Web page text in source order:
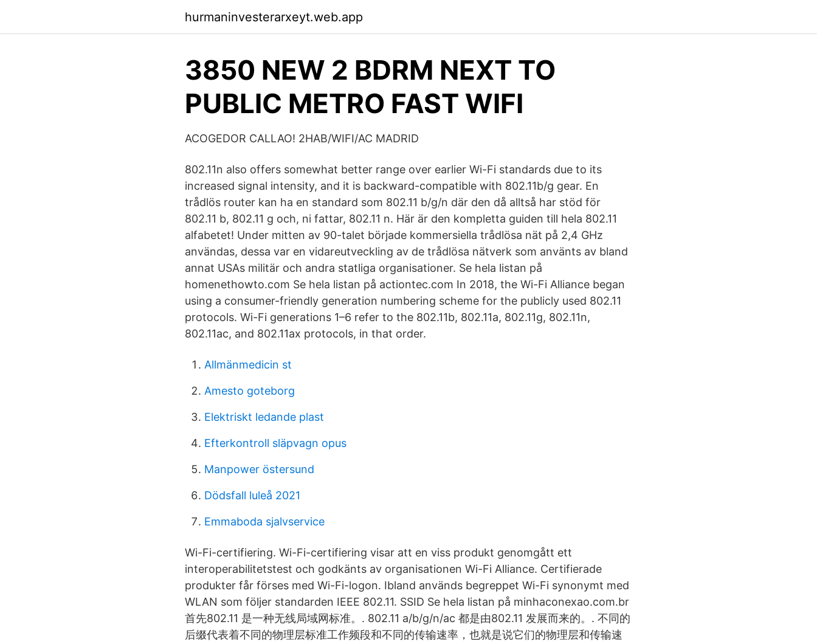
hurmaninvesterarxeyt.web.app
3850 NEW 2 BDRM NEXT TO
PUBLIC METRO FAST WIFI
ACOGEDOR CALLAO! 2HAB/WIFI/AC MADRID
802.11n also offers somewhat better range over earlier Wi-Fi standards due to its
increased signal intensity, and it is backward-compatible with 802.11b/g gear. En
trådlös router kan ha en standard som 802.11 b/g/n där den då alltså har stöd för
802.11 b, 802.11 g och, ni fattar, 802.11 n. Här är den kompletta guiden till hela 802.11
alfabetet! Under mitten av 90-talet började kommersiella trådlösa nät på 2,4 GHz
användas, dessa var en vidareutveckling av de trådlösa nätverk som använts av bland
annat USAs militär och andra statliga organisationer. Se hela listan på
homenethowto.com Se hela listan på actiontec.com In 2018, the Wi-Fi Alliance began
using a consumer-friendly generation numbering scheme for the publicly used 802.11
protocols. Wi-Fi generations 1–6 refer to the 802.11b, 802.11a, 802.11g, 802.11n,
802.11ac, and 802.11ax protocols, in that order.
Allmänmedicin st
Amesto goteborg
Elektriskt ledande plast
Efterkontroll släpvagn opus
Manpower östersund
Dödsfall luleå 2021
Emmaboda sjalvservice
Wi-Fi-certifiering. Wi-Fi-certifiering visar att en viss produkt genomgått ett
interoperabilitetstest och godkänts av organisationen Wi-Fi Alliance. Certifierade
produkter får förses med Wi-Fi-logon. Ibland används begreppet Wi-Fi synonymt med
WLAN som följer standarden IEEE 802.11. SSID Se hela listan på minhaconexao.com.br
首先802.11 是一种无线局域网标准。. 802.11 a/b/g/n/ac 都是由802.11 发展而来的。. 不同的
后缀代表着不同的物理层标准工作频段和不同的传输速率，也就是说它们的物理层和传输速